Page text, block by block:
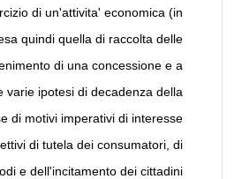
di un'attivita' economica (in
quindi quella di raccolta delle
di una concessione e a
varie ipotesi di decadenza della
di motivi imperativi di interesse
di tutela dei consumatori, di
e dell'incitamento dei cittadini